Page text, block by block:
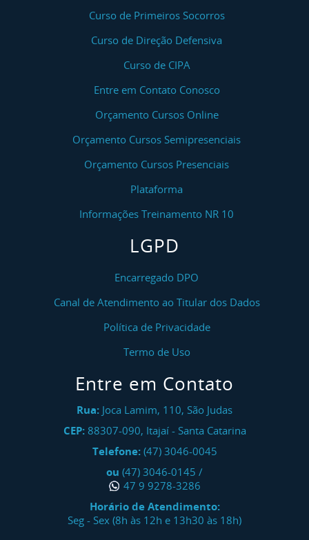
Curso de Primeiros Socorros
Curso de Direção Defensiva
Curso de CIPA
Entre em Contato Conosco
Orçamento Cursos Online
Orçamento Cursos Semipresenciais
Orçamento Cursos Presenciais
Plataforma
Informações Treinamento NR 10
LGPD
Encarregado DPO
Canal de Atendimento ao Titular dos Dados
Política de Privacidade
Termo de Uso
Entre em Contato
Rua: Joca Lamim, 110, São Judas
CEP: 88307-090, Itajaí- Santa Catarina
Telefone: (47) 3046-0045
ou (47) 3046-0145 /
47 9 9278-3286
Horário de Atendimento:
Seg - Sex (8h às 12h e 13h30 às 18h)